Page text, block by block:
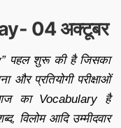
04 अक्टूबर
पहल शुरू की है जिसका
और प्रतियोगी परीक्षाओं
का Vocabulary है
विलोम आदि उम्मीदवार